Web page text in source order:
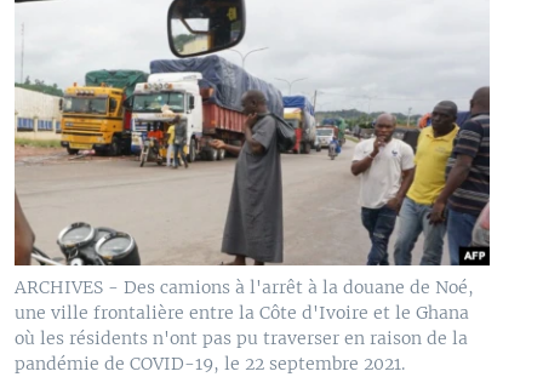
ARCHIVES - Des camions à l'arrêt à la douane de Noé,
une ville frontalière entre la Côte d'Ivoire et le Ghana
où les résidents n'ont pas pu traverser en raison de la
pandémie de COVID-19, le 22 septembre 2021.